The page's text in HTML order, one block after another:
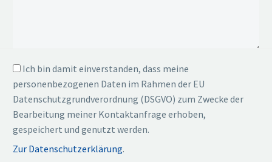
Ich bin damit einverstanden, dass meine
personenbezogenen Daten im Rahmen der EU
Datenschutzgrundverordnung (DSGVO) zum Zwecke der
Bearbeitung meiner Kontaktanfrage erhoben,
gespeichert und genutzt werden.
Zur Datenschutzerklärung.